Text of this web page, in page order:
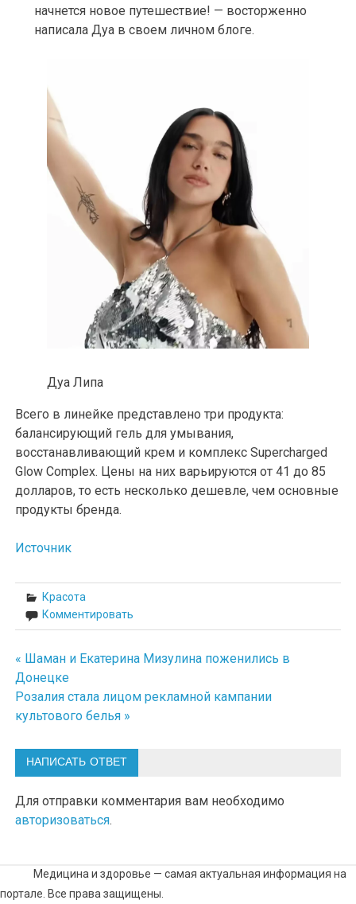
начнется новое путешествие! — восторженно
написала Дуа в своем личном блоге.
Дуа Липа
Всего в линейке представлено три продукта:
балансирующий гель для умывания,
восстанавливающий крем и комплекс Supercharged
Glow Complex. Цены на них варьируются от 41 до 85
долларов, то есть несколько дешевле, чем основные
продукты бренда.
Источник
Красота
Комментировать
Навигация
по
записям
« Шаман и Екатерина Мизулина поженились в
Донецке
Розалия стала лицом рекламной кампании
культового белья »
НАПИСАТЬ ОТВЕТ
Для отправки комментария вам необходимо
авторизоваться.
Медицина и здоровье — самая актуальная информация на
портале. Все права защищены.